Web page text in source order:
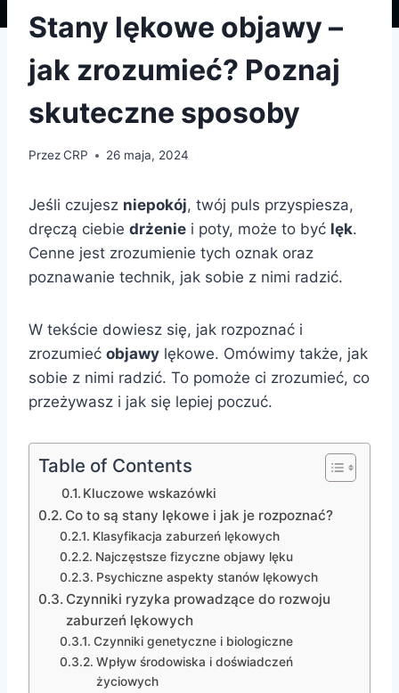
Stany lękowe objawy –
jak zrozumieć? Poznaj
skuteczne sposoby
PrzezCRP 26 maja, 2024
Jeśli czujesz niepokój, twój puls przyspiesza,
dręczą ciebie drżenie i poty, może to być lęk.
Cenne jest zrozumienie tych oznak oraz
poznawanie technik, jak sobie z nimi radzić.
W tekście dowiesz się, jak rozpoznać i
zrozumieć objawy lękowe. Omówimy także, jak
sobie z nimi radzić. To pomoże ci zrozumieć, co
przeżywasz i jak się lepiej poczuć.
Table of Contents
Kluczowe wskazówki
Co to są stany lękowe i jak je rozpoznać?
Klasyfikacja zaburzeń lękowych
Najczęstsze fizyczne objawy lęku
Psychiczne aspekty stanów lękowych
Czynniki ryzyka prowadzące do rozwoju
zaburzeń lękowych
Czynniki genetyczne i biologiczne
Wpływ środowiska i doświadczeń
życiowych